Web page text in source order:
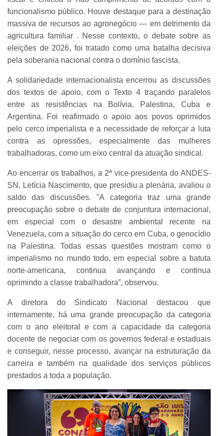
funcionalismo público. Houve destaque para a destinação
massiva de recursos ao agronegócio — em detrimento da
agricultura familiar . Nesse contexto, o debate sobre as
eleições de 2026, foi tratado como uma batalha decisiva
pela soberania nacional contra o domínio fascista.
A solidariedade internacionalista encerrou as discussões
dos textos de apoio, com o Texto 4 traçando paralelos
entre as resistências na Bolívia, Palestina, Cuba e
Argentina. Foi reafirmado o apoio aos povos oprimidos
pelo cerco imperialista e a necessidade de reforçar a luta
contra as opressões, especialmente das mulheres
trabalhadoras, como um eixo central da atuação sindical.
Ao encerrar os trabalhos, a 2ª vice-presidenta do ANDES-
SN, Letícia Nascimento, que presidiu a plenária, avaliou o
saldo das discussões. "A categoria traz uma grande
preocupação sobre o debate de conjuntura internacional,
em especial com o desastre ambiental recente na
Venezuela, com a situação do cerco em Cuba, o genocídio
na Palestina. Todas essas questões mostram como o
imperialismo no mundo todo, em especial sobre a batuta
norte-americana, continua avançando e continua
oprimindo a classe trabalhadora”, observou.
A diretora do Sindicato Nacional destacou que
internamente, há uma grande preocupação da categoria
com o ano eleitoral e com a capacidade da categoria
docente de negociar com os governos federal e estaduais
e conseguir, nesse processo, avançar na estruturação da
carreira e também na qualidade dos serviços públicos
prestados a toda a população.